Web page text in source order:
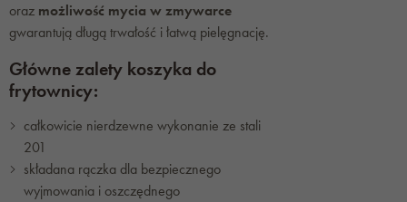
oraz możliwość mycia w zmywarce
gwarantują długą trwałość i łatwą pielęgnację.
Główne zalety koszyka do
frytownicy:
całkowicie nierdzewne wykonanie ze stali
201
składana rączka dla bezpiecznego
wyjmowania i oszczędnego